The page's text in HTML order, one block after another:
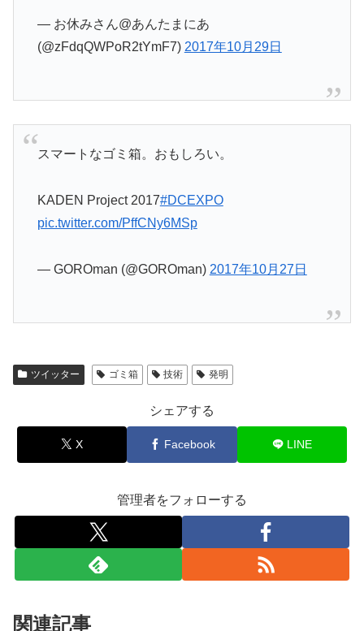
— お休みさん@あんたまにあ
(@zFdqQWPoR2tYmF7) 2017年10月29日
スマートなゴミ箱。おもしろい。
KADEN Project 2017#DCEXPO
pic.twitter.com/PffCNy6MSp
— GOROman (@GOROman) 2017年10月27日
ツイッター ゴミ箱 技術 発明
シェアする
X Facebook LINE
管理者をフォローする
関連記事